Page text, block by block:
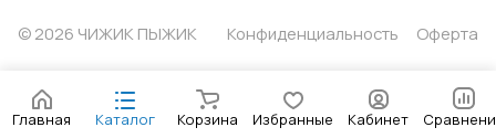
Главная Каталог Корзина Избранные Кабинет
© 2026 ЧИЖИК ПЫЖИК Конфиденциальность Оферта